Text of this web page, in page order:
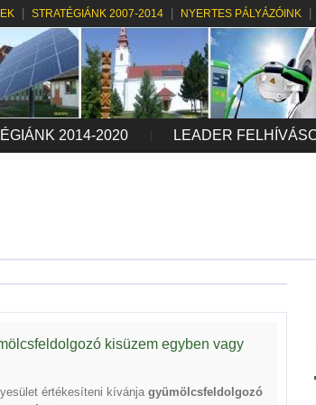
STRATÉGIÁNK 2007-2014 NYERTES PÁLYÁZÓINK
2014-2020 LEADER
kisüzem egyben vagy
értékesíteni kívánja gyümölcsfeldolgozó